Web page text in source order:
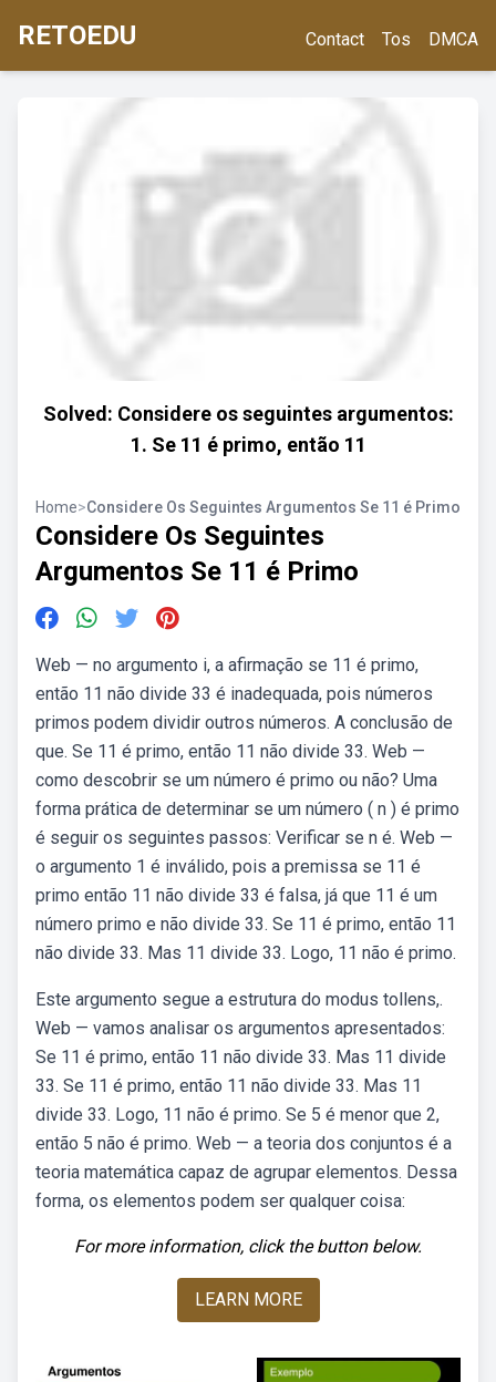
RETOEDU Contact Tos DMCA
Solved: Considere os seguintes argumentos:
1. Se 11 é primo, então 11
Home>Considere Os Seguintes Argumentos Se 11 é Primo
Considere Os Seguintes
Argumentos Se 11 é Primo
Web — no argumento i, a afirmação se 11 é primo,
então 11 não divide 33 é inadequada, pois números
primos podem dividir outros números. A conclusão de
que. Se 11 é primo, então 11 não divide 33. Web —
como descobrir se um número é primo ou não? Uma
forma prática de determinar se um número ( n ) é primo
é seguir os seguintes passos: Verificar se n é. Web —
o argumento 1 é inválido, pois a premissa se 11 é
primo então 11 não divide 33 é falsa, já que 11 é um
número primo e não divide 33. Se 11 é primo, então 11
não divide 33. Mas 11 divide 33. Logo, 11 não é primo.
Este argumento segue a estrutura do modus tollens,.
Web — vamos analisar os argumentos apresentados:
Se 11 é primo, então 11 não divide 33. Mas 11 divide
33. Se 11 é primo, então 11 não divide 33. Mas 11
divide 33. Logo, 11 não é primo. Se 5 é menor que 2,
então 5 não é primo. Web — a teoria dos conjuntos é a
teoria matemática capaz de agrupar elementos. Dessa
forma, os elementos podem ser qualquer coisa:
For more information, click the button below.
LEARN MORE